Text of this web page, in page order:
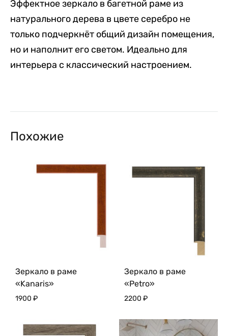
Эффектное зеркало в багетной раме из
натурального дерева в цвете серебро не
только подчеркнёт общий дизайн помещения,
но и наполнит его светом. Идеально для
интерьера с классический настроением.
Похожие
Зеркало в раме
«Kanaris»
1900 ₽
Зеркало в раме
«Petro»
2200 ₽